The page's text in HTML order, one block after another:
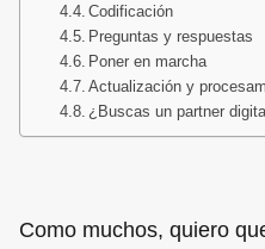
Codificación
Preguntas y respuestas
Poner en marcha
Actualización y
¿Buscas un partner
Como muchos, quiero